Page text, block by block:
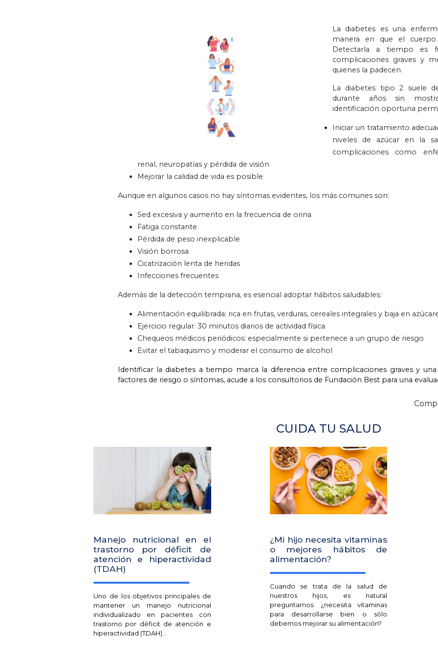
La diabetes es una
manera en que el cuerpo
Detectarla a tiempo es
complicaciones graves y
quienes la padecen.
La diabetes tipo 2 suele
durante años sin
identificación oportuna
Iniciar un tratamiento
niveles de azúcar en la
complicaciones como
renal, neuropatías y pérdida de visión
Mejorar la calidad de vida es posible
Aunque en algunos casos no hay síntomas evidentes, los más comunes son:
Sed excesiva y aumento en la frecuencia de orina
Fatiga constante
Pérdida de peso inexplicable
Visión borrosa
Cicatrización lenta de heridas
Infecciones frecuentes
Además de la detección temprana, es esencial adoptar hábitos saludables:
Alimentación equilibrada: rica en frutas, verduras, cereales integrales y baja en
Ejercicio regular: 30 minutos diarios de actividad física
Chequeos médicos periódicos: especialmente si pertenece a un grupo de riesgo
Evitar el tabaquismo y moderar el consumo de alcohol
Identificar la diabetes a tiempo marca la diferencia entre complicaciones graves y una
factores de riesgo o síntomas, acude a los consultorios de Fundación Best para una
CUIDA TU SALUD
Manejo nutricional en el
trastorno por déficit de
atención e hiperactividad
(TDAH)
Uno de los objetivos principales de
mantener un manejo nutricional
individualizado en pacientes con
trastorno por déficit de atención e
hiperactividad (TDAH)...
¿Mi hijo necesita vitaminas
o mejores hábitos de
alimentación?
Cuando se trata de la salud de
nuestros hijos, es natural
preguntarnos: ¿necesita vitaminas
para desarrollarse bien o sólo
debemos mejorar su alimentación?